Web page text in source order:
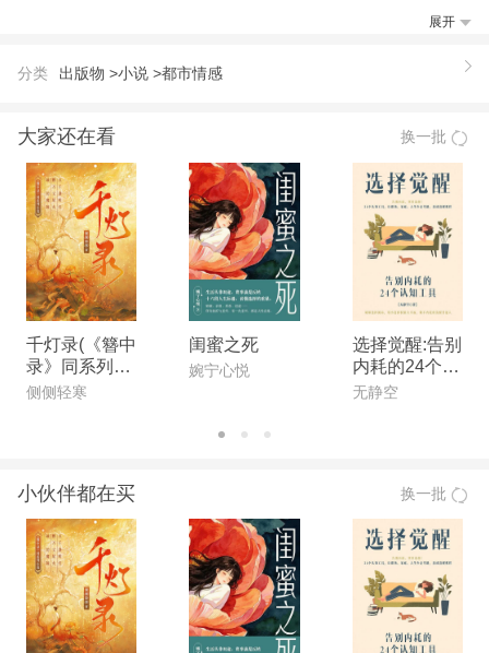
记述民间疾苦和人民愿望，有的抒发个人志向，还有
音韵和谐，风格多样，或明白晓畅，或含蓄深沉，或
美价值。千百年来，中国人世世代代都喜欢诵读唐
诗，从中汲取养分，陶冶情操，提高素养。
展开
分类 出版物 >小说 >都市情感
大家还在看 换一批
千灯录(《簪中
录》同系列小
说)
侧侧轻寒
闺蜜之死
婉宁心悦
选择觉醒:告别
内耗的24个工
具
无静空
小伙伴都在买 换一批